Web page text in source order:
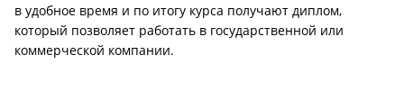
в удобное время и по итогу курса получают диплом,
который позволяет работать в государственной или
коммерческой компании.